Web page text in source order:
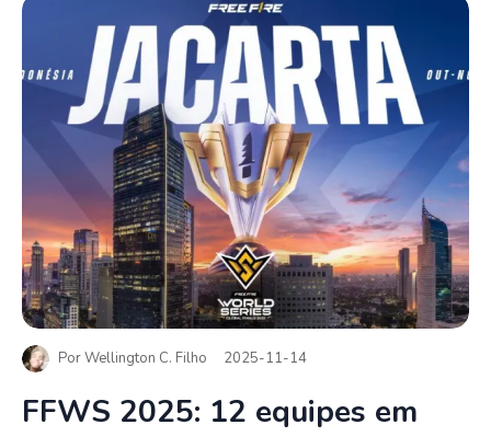
PorWellington C. Filho 2025-11-14
FFWS 2025: 12 equipes em